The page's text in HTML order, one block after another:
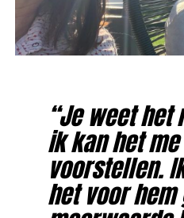
“Je weet het
ik kan het
voorstellen.
het voor hem